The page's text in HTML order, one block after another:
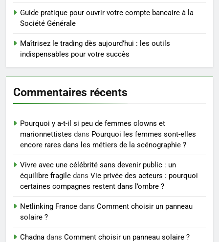
rapidement et durable
BIEN ÊTRE
5
Infection chronique de l’oreille :
tout ce qu’il faut savoir sur les
saignements
SANTÉ
6
peau éclatante grâce à The
Ordinary
SANTÉ
7
Prévenir les chutes chez les
exercices
BIEN ÊTRE
8
Guide pratique pour ouvrir votre compte bancaire à la
Société Générale
Maîtrisez le trading dès aujourd’hui : les outils
indispensables pour votre succès
Commentaires récents
Pourquoi y a-t-il si peu de femmes clowns et
marionnettistes dans Pourquoi les femmes sont-elles
encore rares dans les métiers de la scénographie ?
Vivre avec une célébrité sans devenir public : un
équilibre fragile dans Vie privée des acteurs : pourquoi
certaines compagnes restent dans l’ombre ?
Netlinking France dans Comment choisir un panneau
solaire ?
Chadna dans Comment choisir un panneau solaire ?